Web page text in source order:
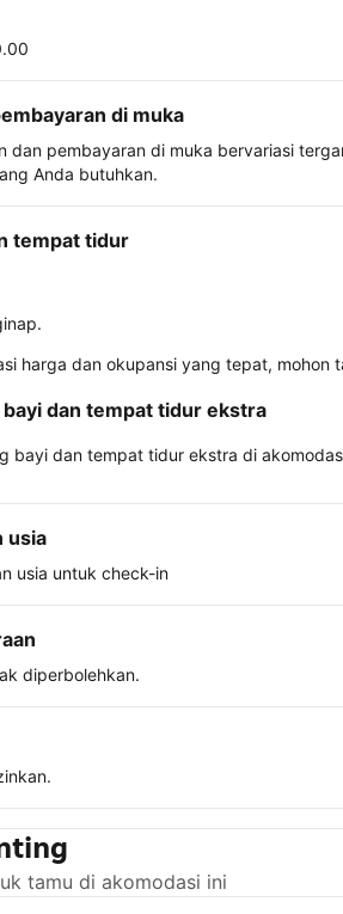
di muka
dan pembayaran di muka bervariasi
Anda butuhkan.
tempat tidur
harga dan okupansi yang tepat,
bayi dan tempat tidur ekstra
bayi dan tempat tidur ekstra di
usia
usia untuk check-in
diperbolehkan.
tamu di akomodasi ini